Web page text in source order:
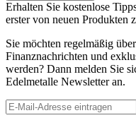
Erhalten Sie kostenlose
erster von neuen Produkten
Sie möchten regelmäßig
Finanznachrichten und
werden? Dann melden Sie
Edelmetalle Newsletter an.